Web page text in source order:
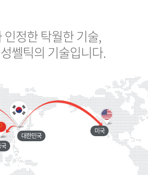
인정한 탁월한 기술,
쎌틱의 기술입니다.
대한민국
미국